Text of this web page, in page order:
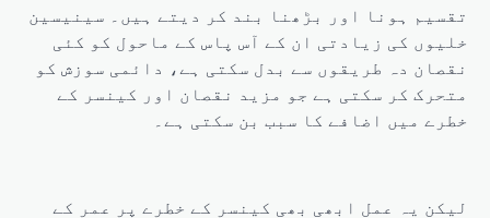
تقسیم ہونا اور بڑھنا بند کر دیتے ہیں۔ سینیسین
خلیوں کی زیادتی ان کے آس پاس کے ماحول کو کئی
نقصان دہ طریقوں سے بدل سکتی ہے، دائمی سوزش کو
متحرک کر سکتی ہے جو مزید نقصان اور کینسر کے
خطرے میں اضافے کا سبب بن سکتی ہے۔
لیکن یہ عمل ابھی بھی کینسر کے خطرے پر عمر کے